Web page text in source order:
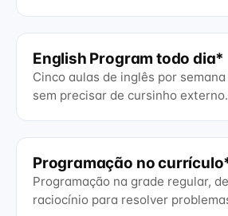
English Program todo dia*
Cinco aulas de inglês por
sem precisar de cursinho externo.
Programação no
Programação na grade regular,
raciocínio para resolver